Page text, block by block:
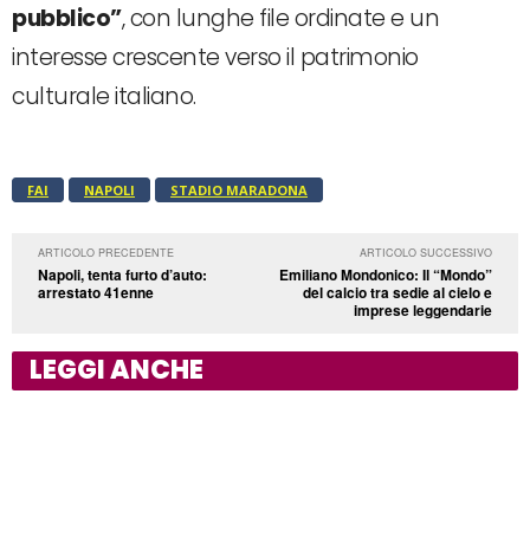
pubblico”, con lunghe file ordinate e un
interesse crescente verso il patrimonio
culturale italiano.
FAI NAPOLI STADIO MARADONA
ARTICOLO PRECEDENTE
Napoli, tenta furto d’auto:
arrestato 41enne
ARTICOLO SUCCESSIVO
Emiliano Mondonico: Il “Mondo”
del calcio tra sedie al cielo e
imprese leggendarie
LEGGI ANCHE